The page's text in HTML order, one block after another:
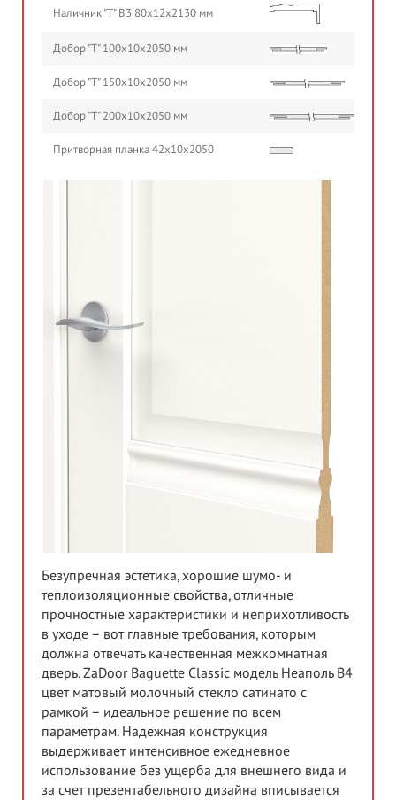
Наличник "Т" В3 80х12х2130 мм
Добор "Т" 100х10х2050 мм
Добор "Т" 150х10х2050 мм
Добор "Т" 200х10х2050 мм
Притворная планка 42х10х2050
Безупречная эстетика, хорошие шумо- и
теплоизоляционные свойства, отличные
прочностные характеристики и неприхотливость
в уходе – вот главные требования, которым
должна отвечать качественная межкомнатная
дверь. ZaDoor Baguette Classic модель Неаполь В4
цвет матовый молочный стекло сатинато с
рамкой – идеальное решение по всем
параметрам. Надежная конструкция
выдерживает интенсивное ежедневное
использование без ущерба для внешнего вида и
за счет презентабельного дизайна вписывается